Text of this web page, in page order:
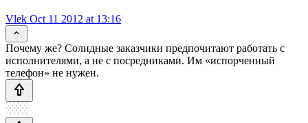
Vlek Oct 11 2012 at 13:16
Почему же? Солидные заказчики предпочитают работать с
исполнителями, а не с посредниками. Им «испорченный
телефон» не нужен.